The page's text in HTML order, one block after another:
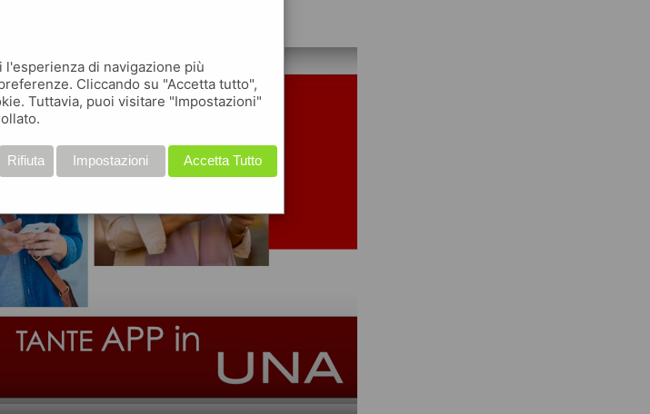
di navigazione più
Cliccando su "Accetta tutto",
Tuttavia, puoi visitare "Impostazioni"
Accetta Tutto
Impostazioni
Rifiuta